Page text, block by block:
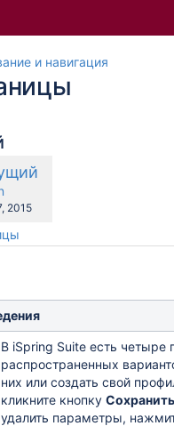
и навигация
2015
В iSpring Suite есть четыре
распространенных
них или создать свой
кликните кнопку Сохранить
удалить параметры,